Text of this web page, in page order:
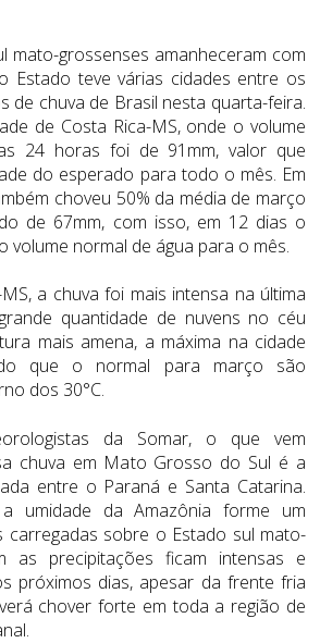
mato-grossenses amanheceram com
Estado teve várias cidades entre os
de chuva de Brasil nesta quarta-feira.
de Costa Rica-MS, onde o volume
24 horas foi de 91mm, valor que
do esperado para todo o mês. Em
choveu 50% da média de março
de 67mm, com isso, em 12 dias o
volume normal de água para o mês.
a chuva foi mais intensa na última
quantidade de nuvens no céu
mais amena, a máxima na cidade
que o normal para março são
dos 30°C.
da Somar, o que vem
chuva em Mato Grosso do Sul é a
entre o Paraná e Santa Catarina.
umidade da Amazônia forme um
carregadas sobre o Estado sul mato-
as precipitações ficam intensas e
próximos dias, apesar da frente fria
chover forte em toda a região de